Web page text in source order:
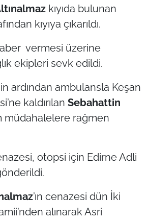
kıyıda bulunan
kıyıya çıkarıldı.
vermesi üzerine
ekipleri sevk edildi.
ardından ambulansla Keşan
kaldırılan Sebahattin
müdahalelere rağmen
otopsi için Edirne Adli
’ın cenazesi dün İki
alınarak Asri